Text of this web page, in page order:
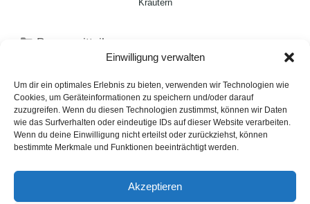
Einwilligung verwalten
Um dir ein optimales Erlebnis zu bieten, verwenden wir Technologien wie
Cookies, um Geräteinformationen zu speichern und/oder darauf
zuzugreifen. Wenn du diesen Technologien zustimmst, können wir Daten
wie das Surfverhalten oder eindeutige IDs auf dieser Website verarbeiten.
Wenn du deine Einwilligung nicht erteilst oder zurückziehst, können
bestimmte Merkmale und Funktionen beeinträchtigt werden.
Akzeptieren
Kräutern
Kategorien
Pressemitteilungen
Herbstrezept,Rezepte
Mitsubishi gratuliert Deutschland zum ersten
Basketball-Weltmeister-Titel
Süßlich vollmundiges Rote Bete-Apfel-Galette